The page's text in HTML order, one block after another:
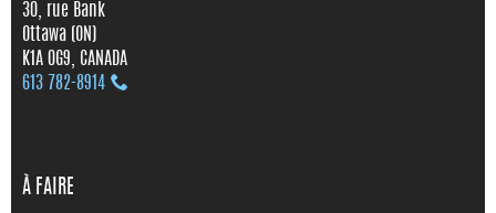
30, rue Bank
Ottawa (ON)
K1A 0G9, CANADA
613 782‑8914
À FAIRE